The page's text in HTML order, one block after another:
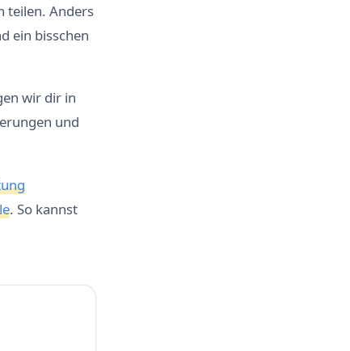
teilen. Anders
ein bisschen
wir dir in
und
. So kannst